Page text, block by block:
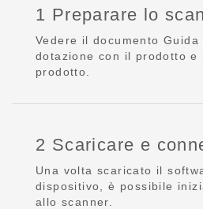
1 Preparare lo
Vedere il documento
dotazione con il prodotto e
prodotto.
2 Scaricare e
Una volta scaricato il
dispositivo, è possibile
allo scanner.